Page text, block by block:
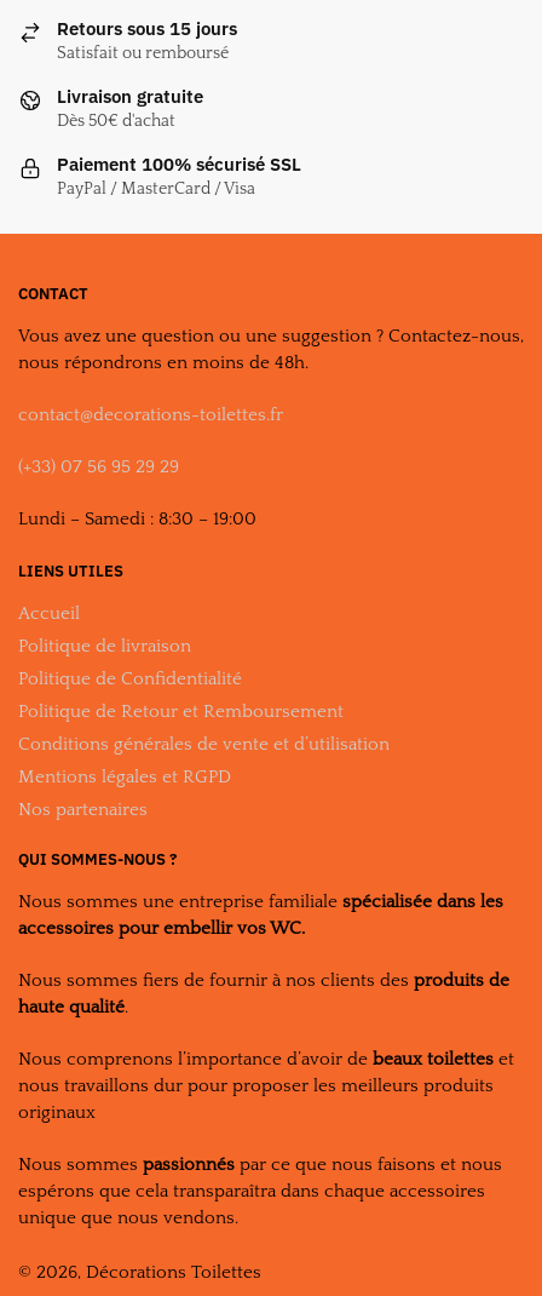
Retours sous 15 jours
Satisfait ou remboursé
Livraison gratuite
Dès 50€ d'achat
Paiement 100% sécurisé SSL
PayPal / MasterCard / Visa
CONTACT
Vous avez une question ou une suggestion ? Contactez-nous,
nous répondrons en moins de 48h.
contact@decorations-toilettes.fr
(+33) 07 56 95 29 29
Lundi – Samedi : 8:30 – 19:00
LIENS UTILES
Accueil
Politique de livraison
Politique de Confidentialité
Politique de Retour et Remboursement
Conditions générales de vente et d’utilisation
Mentions légales et RGPD
Nos partenaires
QUI SOMMES-NOUS ?
Nous sommes une entreprise familiale spécialisée dans les
accessoires pour embellir vos WC.
Nous sommes fiers de fournir à nos clients des produits de
haute qualité.
Nous comprenons l’importance d’avoir de beaux toilettes et
nous travaillons dur pour proposer les meilleurs produits
originaux
Nous sommes passionnés par ce que nous faisons et nous
espérons que cela transparaîtra dans chaque accessoires
unique que nous vendons.
© 2026, Décorations Toilettes